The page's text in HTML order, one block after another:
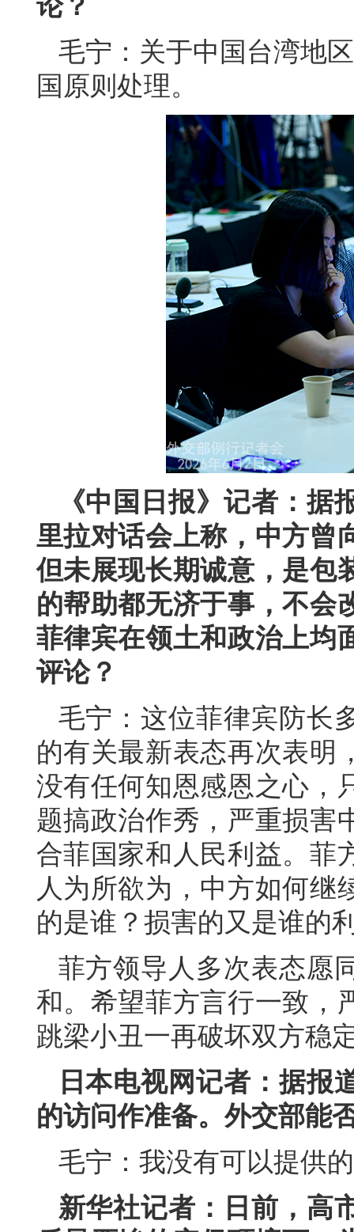
论？
毛宁：关于中国台湾地
国原则处理。
《中国日报》记者：
里拉对话会上称，中方曾
但未展现长期诚意，是包
的帮助都无济于事，不会
菲律宾在领土和政治上均
评论？
毛宁：这位菲律宾防长
的有关最新表态再次表明
没有任何知恩感恩之心，
题搞政治作秀，严重损害
合菲国家和人民利益。菲
人为所欲为，中方如何继
的是谁？损害的又是谁的
菲方领导人多次表态愿
和。希望菲方言行一致，
跳梁小丑一再破坏双方稳
日本电视网记者：据报
的访问作准备。外交部能
毛宁：我没有可以提供
新华社记者：日前，高